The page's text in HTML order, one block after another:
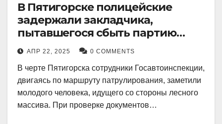
В Пятигорске полицейские
задержали закладчика,
пытавшегося сбыть партию
синтетического наркотика
АПР 22, 2025 0 COMMENTS
В черте Пятигорска сотрудники Госавтоинспекции,
двигаясь по маршруту патрулирования, заметили
молодого человека, идущего со стороны лесного
массива. При проверке документов…